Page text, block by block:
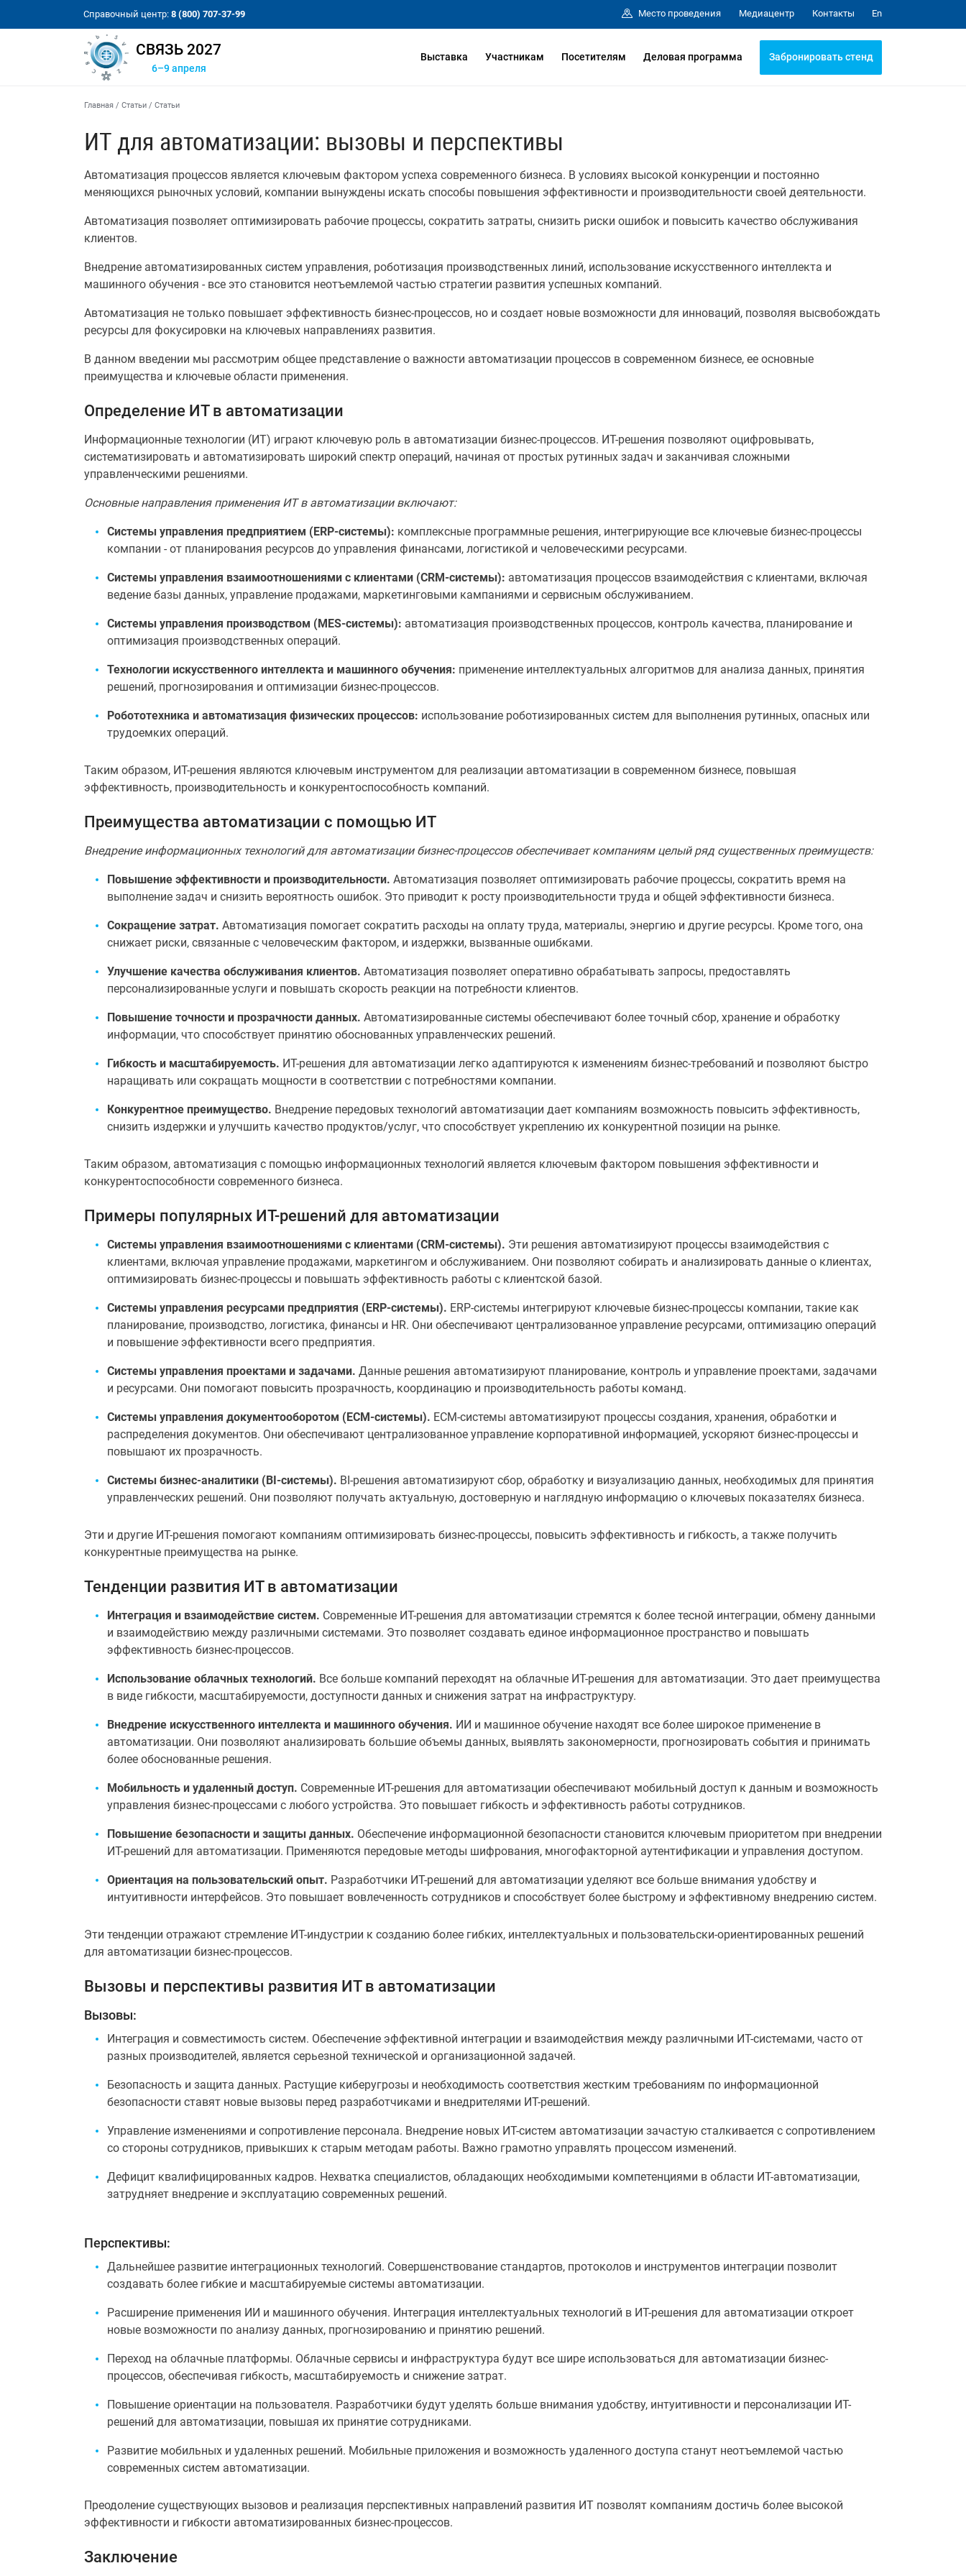
Справочный центр: 8 (800) 707-37-99 Место проведения Медиацентр Контакты En
СВЯЗЬ 2027
6–9 апреля
Выставка Участникам Посетителям Деловая программа Забронировать стенд
Главная / Статьи / Cтатьи
ИТ для автоматизации: вызовы и перспективы
Автоматизация процессов является ключевым фактором успеха современного бизнеса. В условиях высокой конкуренции и постоянно
меняющихся рыночных условий, компании вынуждены искать способы повышения эффективности и производительности своей деятельности.
Автоматизация позволяет оптимизировать рабочие процессы, сократить затраты, снизить риски ошибок и повысить качество обслуживания
клиентов.
Внедрение автоматизированных систем управления, роботизация производственных линий, использование искусственного интеллекта и
машинного обучения - все это становится неотъемлемой частью стратегии развития успешных компаний.
Автоматизация не только повышает эффективность бизнес-процессов, но и создает новые возможности для инноваций, позволяя высвобождать
ресурсы для фокусировки на ключевых направлениях развития.
В данном введении мы рассмотрим общее представление о важности автоматизации процессов в современном бизнесе, ее основные
преимущества и ключевые области применения.
Определение ИТ в автоматизации
Информационные технологии (ИТ) играют ключевую роль в автоматизации бизнес-процессов. ИТ-решения позволяют оцифровывать,
систематизировать и автоматизировать широкий спектр операций, начиная от простых рутинных задач и заканчивая сложными
управленческими решениями.
Основные направления применения ИТ в автоматизации включают:
Системы управления предприятием (ERP-системы): комплексные программные решения, интегрирующие все ключевые бизнес-процессы
компании - от планирования ресурсов до управления финансами, логистикой и человеческими ресурсами.
Системы управления взаимоотношениями с клиентами (CRM-системы): автоматизация процессов взаимодействия с клиентами, включая
ведение базы данных, управление продажами, маркетинговыми кампаниями и сервисным обслуживанием.
Системы управления производством (MES-системы): автоматизация производственных процессов, контроль качества, планирование и
оптимизация производственных операций.
Технологии искусственного интеллекта и машинного обучения: применение интеллектуальных алгоритмов для анализа данных, принятия
решений, прогнозирования и оптимизации бизнес-процессов.
Робототехника и автоматизация физических процессов: использование роботизированных систем для выполнения рутинных, опасных или
трудоемких операций.
Таким образом, ИТ-решения являются ключевым инструментом для реализации автоматизации в современном бизнесе, повышая
эффективность, производительность и конкурентоспособность компаний.
Преимущества автоматизации с помощью ИТ
Внедрение информационных технологий для автоматизации бизнес-процессов обеспечивает компаниям целый ряд существенных преимуществ:
Повышение эффективности и производительности. Автоматизация позволяет оптимизировать рабочие процессы, сократить время на
выполнение задач и снизить вероятность ошибок. Это приводит к росту производительности труда и общей эффективности бизнеса.
Сокращение затрат. Автоматизация помогает сократить расходы на оплату труда, материалы, энергию и другие ресурсы. Кроме того, она
снижает риски, связанные с человеческим фактором, и издержки, вызванные ошибками.
Улучшение качества обслуживания клиентов. Автоматизация позволяет оперативно обрабатывать запросы, предоставлять
персонализированные услуги и повышать скорость реакции на потребности клиентов.
Повышение точности и прозрачности данных. Автоматизированные системы обеспечивают более точный сбор, хранение и обработку
информации, что способствует принятию обоснованных управленческих решений.
Гибкость и масштабируемость. ИТ-решения для автоматизации легко адаптируются к изменениям бизнес-требований и позволяют быстро
наращивать или сокращать мощности в соответствии с потребностями компании.
Конкурентное преимущество. Внедрение передовых технологий автоматизации дает компаниям возможность повысить эффективность,
снизить издержки и улучшить качество продуктов/услуг, что способствует укреплению их конкурентной позиции на рынке.
Таким образом, автоматизация с помощью информационных технологий является ключевым фактором повышения эффективности и
конкурентоспособности современного бизнеса.
Примеры популярных ИТ-решений для автоматизации
Системы управления взаимоотношениями с клиентами (CRM-системы). Эти решения автоматизируют процессы взаимодействия с
клиентами, включая управление продажами, маркетингом и обслуживанием. Они позволяют собирать и анализировать данные о клиентах,
оптимизировать бизнес-процессы и повышать эффективность работы с клиентской базой.
Системы управления ресурсами предприятия (ERP-системы). ERP-системы интегрируют ключевые бизнес-процессы компании, такие как
планирование, производство, логистика, финансы и HR. Они обеспечивают централизованное управление ресурсами, оптимизацию операций
и повышение эффективности всего предприятия.
Системы управления проектами и задачами. Данные решения автоматизируют планирование, контроль и управление проектами, задачами
и ресурсами. Они помогают повысить прозрачность, координацию и производительность работы команд.
Системы управления документооборотом (ECM-системы). ECM-системы автоматизируют процессы создания, хранения, обработки и
распределения документов. Они обеспечивают централизованное управление корпоративной информацией, ускоряют бизнес-процессы и
повышают их прозрачность.
Системы бизнес-аналитики (BI-системы). BI-решения автоматизируют сбор, обработку и визуализацию данных, необходимых для принятия
управленческих решений. Они позволяют получать актуальную, достоверную и наглядную информацию о ключевых показателях бизнеса.
Эти и другие ИТ-решения помогают компаниям оптимизировать бизнес-процессы, повысить эффективность и гибкость, а также получить
конкурентные преимущества на рынке.
Тенденции развития ИТ в автоматизации
Интеграция и взаимодействие систем. Современные ИТ-решения для автоматизации стремятся к более тесной интеграции, обмену данными
и взаимодействию между различными системами. Это позволяет создавать единое информационное пространство и повышать
эффективность бизнес-процессов.
Использование облачных технологий. Все больше компаний переходят на облачные ИТ-решения для автоматизации. Это дает преимущества
в виде гибкости, масштабируемости, доступности данных и снижения затрат на инфраструктуру.
Внедрение искусственного интеллекта и машинного обучения. ИИ и машинное обучение находят все более широкое применение в
автоматизации. Они позволяют анализировать большие объемы данных, выявлять закономерности, прогнозировать события и принимать
более обоснованные решения.
Мобильность и удаленный доступ. Современные ИТ-решения для автоматизации обеспечивают мобильный доступ к данным и возможность
управления бизнес-процессами с любого устройства. Это повышает гибкость и эффективность работы сотрудников.
Повышение безопасности и защиты данных. Обеспечение информационной безопасности становится ключевым приоритетом при внедрении
ИТ-решений для автоматизации. Применяются передовые методы шифрования, многофакторной аутентификации и управления доступом.
Ориентация на пользовательский опыт. Разработчики ИТ-решений для автоматизации уделяют все больше внимания удобству и
интуитивности интерфейсов. Это повышает вовлеченность сотрудников и способствует более быстрому и эффективному внедрению систем.
Эти тенденции отражают стремление ИТ-индустрии к созданию более гибких, интеллектуальных и пользовательски-ориентированных решений
для автоматизации бизнес-процессов.
Вызовы и перспективы развития ИТ в автоматизации
Вызовы:
Интеграция и совместимость систем. Обеспечение эффективной интеграции и взаимодействия между различными ИТ-системами, часто от
разных производителей, является серьезной технической и организационной задачей.
Безопасность и защита данных. Растущие киберугрозы и необходимость соответствия жестким требованиям по информационной
безопасности ставят новые вызовы перед разработчиками и внедрителями ИТ-решений.
Управление изменениями и сопротивление персонала. Внедрение новых ИТ-систем автоматизации зачастую сталкивается с сопротивлением
со стороны сотрудников, привыкших к старым методам работы. Важно грамотно управлять процессом изменений.
Дефицит квалифицированных кадров. Нехватка специалистов, обладающих необходимыми компетенциями в области ИТ-автоматизации,
затрудняет внедрение и эксплуатацию современных решений.
Перспективы:
Дальнейшее развитие интеграционных технологий. Совершенствование стандартов, протоколов и инструментов интеграции позволит
создавать более гибкие и масштабируемые системы автоматизации.
Расширение применения ИИ и машинного обучения. Интеграция интеллектуальных технологий в ИТ-решения для автоматизации откроет
новые возможности по анализу данных, прогнозированию и принятию решений.
Переход на облачные платформы. Облачные сервисы и инфраструктура будут все шире использоваться для автоматизации бизнес-
процессов, обеспечивая гибкость, масштабируемость и снижение затрат.
Повышение ориентации на пользователя. Разработчики будут уделять больше внимания удобству, интуитивности и персонализации ИТ-
решений для автоматизации, повышая их принятие сотрудниками.
Развитие мобильных и удаленных решений. Мобильные приложения и возможность удаленного доступа станут неотъемлемой частью
современных систем автоматизации.
Преодоление существующих вызовов и реализация перспективных направлений развития ИТ позволят компаниям достичь более высокой
эффективности и гибкости автоматизированных бизнес-процессов.
Заключение